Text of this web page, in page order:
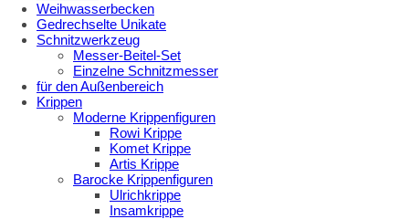
Weihwasserbecken
Gedrechselte Unikate
Schnitzwerkzeug
Messer-Beitel-Set
Einzelne Schnitzmesser
für den Außenbereich
Krippen
Moderne Krippenfiguren
Rowi Krippe
Komet Krippe
Artis Krippe
Barocke Krippenfiguren
Ulrichkrippe
Insamkrippe